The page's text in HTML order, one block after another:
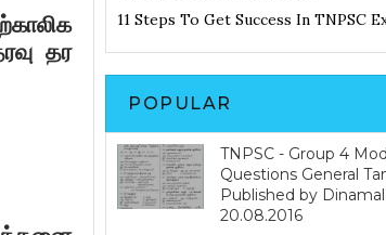
தர
11 Steps To Get Success In TNPSC
POPULAR
TNPSC - Group 4
Questions General
Published by
20.08.2016